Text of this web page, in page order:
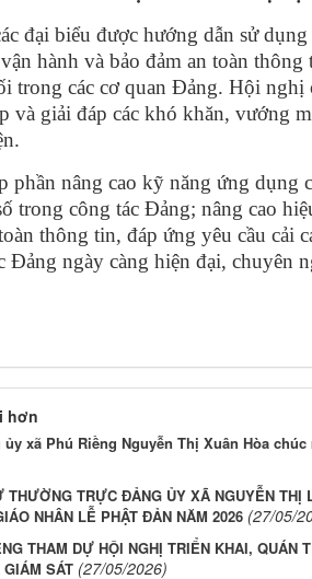
đại biểu được hướng dẫn sử
hành và bảo đảm an toàn
trong các cơ quan Đảng. Hội nghị
và giải đáp các khó khăn, vướng
phần nâng cao kỹ năng ứng dụng
trong công tác Đảng; nâng cao
thông tin, đáp ứng yêu cầu cải
Đảng ngày càng hiện đại, chuyên
hơn
xã Phú Riềng Nguyễn Thị Xuân Hòa
THƯỜNG TRỰC ĐẢNG ỦY XÃ NGUYỄN THỊ
NHÂN LỄ PHẬT ĐẢN NĂM 2026 (27/05/
THAM DỰ HỘI NGHỊ TRIỂN KHAI, QUÁN
SÁT (27/05/2026)